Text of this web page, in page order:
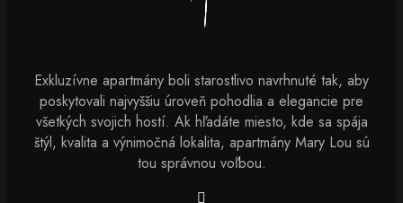
Exkluzívne apartmány boli starostlivo navrhnuté tak, aby
poskytovali najvyššiu úroveň pohodlia a elegancie pre
všetkých svojich hostí. Ak hľadáte miesto, kde sa spája
štýl, kvalita a výnimočná lokalita, apartmány Mary Lou sú
tou správnou voľbou.